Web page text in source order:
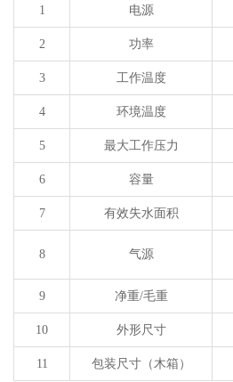
1 电源
2 功率
3 工作温度
4 环境温度
5 最大工作压力
6 容量
7 有效失水面积
8 气源
9 净重/毛重
10 外形尺寸
11 包装尺寸（木箱）